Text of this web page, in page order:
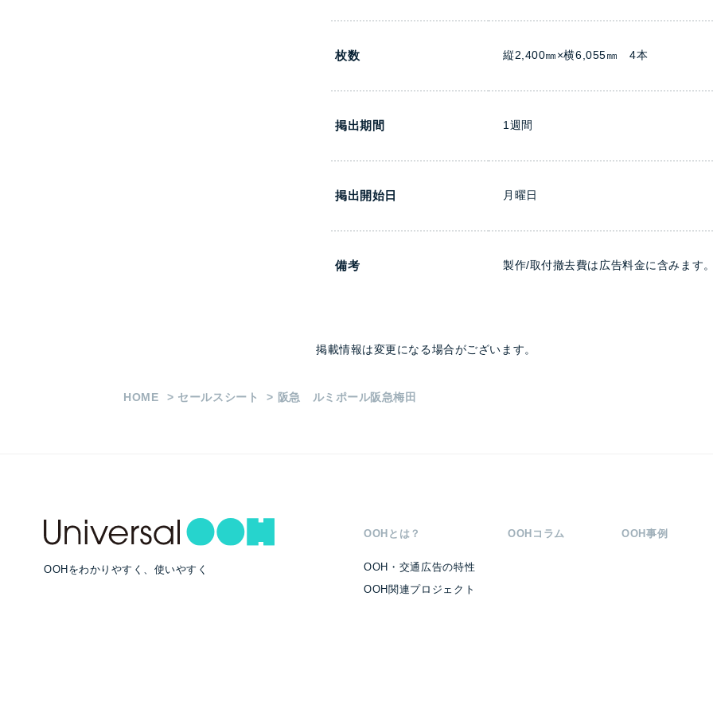
枚数 縦2,400㎜×横6,055㎜ 4本
掲出期間 1週間
掲出開始日 月曜日
備考 製作/取付撤去費は広告料金に含みます
掲載情報は変更になる場合がございます。
HOME セールスシート 阪急 ルミポール阪急梅田
OOHをわかりやすく、使いやすく
OOHとは？
OOH・交通広告の特性
OOH関連プロジェクト
OOHコラム OOH事例